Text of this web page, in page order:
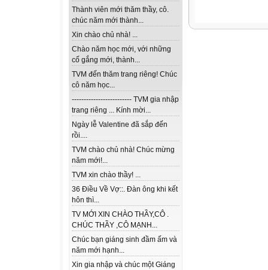
Thành viên mới thăm thầy, cô.
chúc năm mới thành...
Xin chào chủ nhà! ...
Chào năm học mới, với những
cố gắng mới, thành...
TVM đến thăm trang riêng! Chúc
cô năm học...
------------------------- TVM gia nhập
trang riêng ... Kính mời...
Ngày lễ Valentine đã sắp đến
rồi....
TVM chào chủ nhà! Chúc mừng
năm mới!...
TVM xin chào thầy! ...
36 Điều Về Vợ::. Đàn ông khi kết
hôn thì...
TV MỚI XIN CHÀO THẦY,CÔ .
CHÚC THẦY ,CÔ MẠNH...
Chúc bạn giáng sinh đầm ấm và
năm mới hạnh...
Xin gia nhập và chúc một Giáng